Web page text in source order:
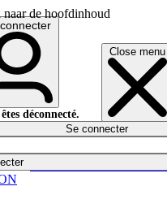
naar de hoofdinhoud
Close menu
déconnecté.
Se connecter